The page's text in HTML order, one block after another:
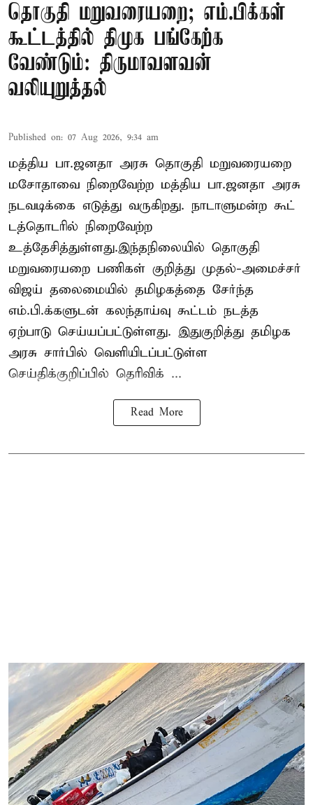
தொகுதி மறுவரையறை; எம்.பிக்கள்
கூட்டத்தில் திமுக பங்கேற்க
வேண்டும்: திருமாவளவன்
வலியுறுத்தல்
Published on: 07 Aug 2026, 9:34 am
மத்திய பா.ஜனதா அரசு தொகுதி மறுவரையறை
மசோதாவை நிறைவேற்ற மத்திய பா.ஜனதா அரசு
நடவடிக்கை எடுத்து வருகிறது. நாடாளுமன்ற கூட்
டத்தொடரில் நிறைவேற்ற
உத்தேசித்துள்ளது.இந்தநிலையில் தொகுதி
மறுவரையறை பணிகள் குறித்து முதல்-அமைச்சர்
விஜய் தலைமையில் தமிழகத்தை சேர்ந்த
எம்.பி.க்களுடன் கலந்தாய்வு கூட்டம் நடத்த
ஏற்பாடு செய்யப்பட்டுள்ளது. இதுகுறித்து தமிழக
அரசு சார்பில் வெளியிடப்பட்டுள்ள
செய்திக்குறிப்பில் தெரிவிக் ...
Read More